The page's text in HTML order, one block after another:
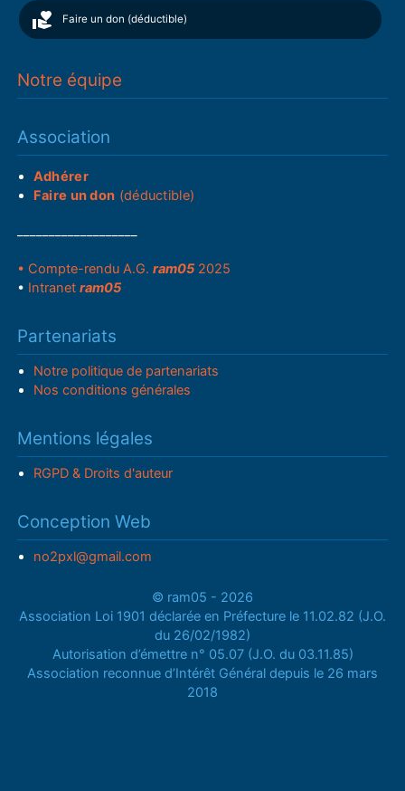
Faire un don (déductible)
Notre équipe
Association
Adhérer
Faire un don (déductible)
• Compte-rendu A.G.ram05 2025
• Intranetram05
Partenariats
Notre politique de partenariats
Nos conditions générales
Mentions légales
RGPD & Droits d'auteur
Conception Web
no2pxl@gmail.com
© ram05 - 2026
Association Loi 1901 déclarée en Préfecture le 11.02.82 (J.O.
du 26/02/1982)
Autorisation d’émettre n° 05.07 (J.O. du 03.11.85)
Association reconnue d’Intérêt Général depuis le 26 mars
2018